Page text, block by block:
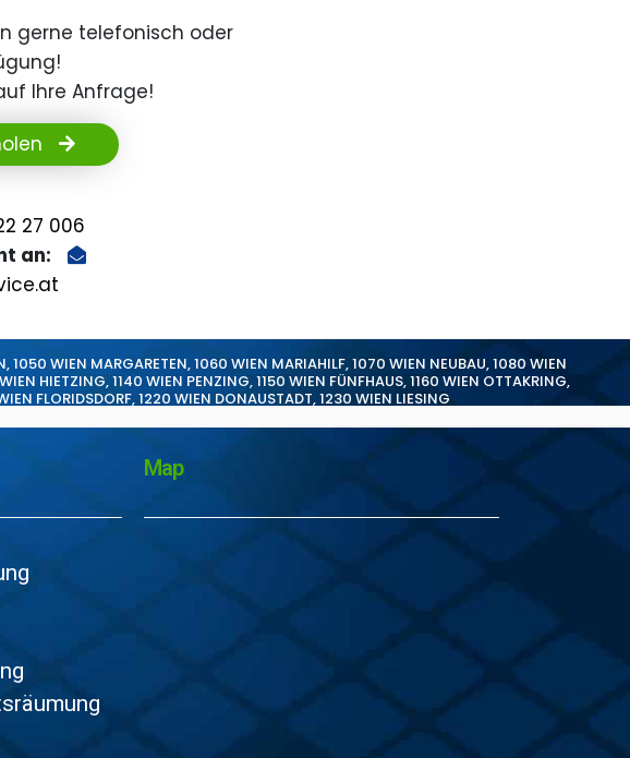
gerne telefonisch oder
Ihre Anfrage!
27 006
an:
,1050 WIEN MARGARETEN,1060 WIEN MARIAHILF,1070 WIEN NEUBAU,1080 WIEN
HIETZING,1140 WIEN PENZING,1150 WIEN FÜNFHAUS,1160 WIEN OTTAKRING,
FLORIDSDORF,1220 WIEN DONAUSTADT,1230 WIEN LIESING
Map